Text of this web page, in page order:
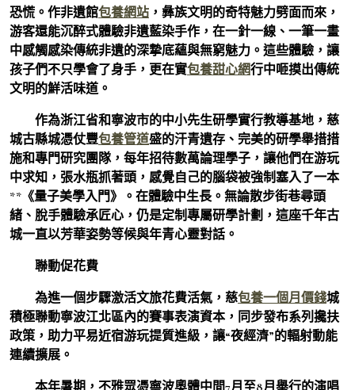
恐慌。作非遺館包養網站 ，彝族文明的奇特魅力劈面而來，
游客還能沉醉式體驗非遺藍染手作，在一針一線、一筆一畫
中感觸感染傳統非遺的深摯底蘊與無窮魅力。這些體驗，讓
孩子們不只學會了身手，更在實包養甜心網行中咂摸出傳統
文明的鮮活味道。
作為浙江省和寧波市的中小先生研學實行教導基地，慈
城古縣城憑仗豐包養管道盛的汗青遺存、完美的研學舉措措
施和專門研究團隊，每年招待數萬論理學子，讓他們在游玩
中求知，張水瓶抓著頭，感覺自己的腦袋被強制塞入了一本
**《量子美學入門》。在體驗中生長。無論散步街巷尋頭
緒、脫手體驗承匠心，仍是定制專屬研學計劃，這座千年古
城一直以芳華姿勢等候與年青心靈對話。
聯動促花費
為進一個步驟激活文旅花費活氣，慈包養一個月價錢城
積極聯動寧波江北區內的賽事表演資本，同步發布系列攙扶
政策，助力平易近宿游玩提質進級，讓“夜經濟”的輻射動能
連續擴展。
本年暑期，不雅眾憑寧波奧體中間7月至8月舉行的演唱